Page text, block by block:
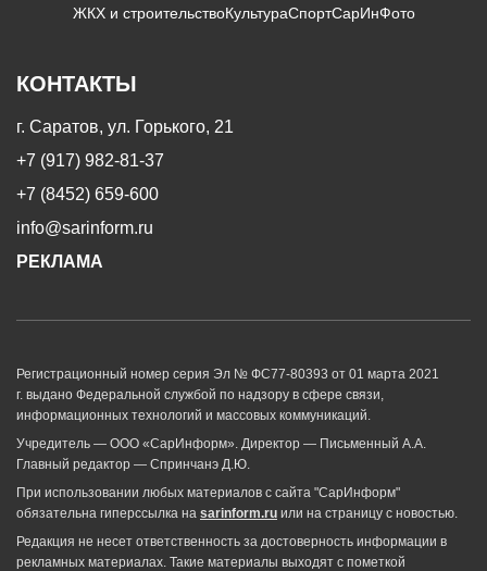
ЖКХ и строительствоКультураСпортСарИнФото
КОНТАКТЫ
г. Саратов, ул. Горького, 21
+7 (917) 982-81-37
+7 (8452) 659-600
info@sarinform.ru
РЕКЛАМА
Регистрационный номер серия Эл № ФС77-80393 от 01 марта 2021
г. выдано Федеральной службой по надзору в сфере связи,
информационных технологий и массовых коммуникаций.
Учредитель — ООО «СарИнформ». Директор — Письменный А.А.
Главный редактор — Спринчанэ Д.Ю.
При использовании любых материалов с сайта "СарИнформ"
обязательна гиперссылка на sarinform.ru или на страницу с новостью.
Редакция не несет ответственность за достоверность информации в
рекламных материалах. Такие материалы выходят с пометкой